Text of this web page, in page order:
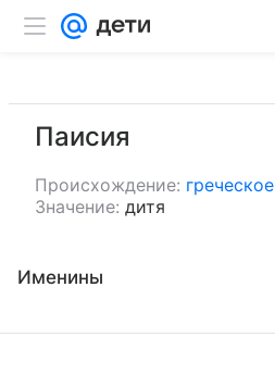
Паисия
Происхождение: греческое
Значение: дитя
Именины